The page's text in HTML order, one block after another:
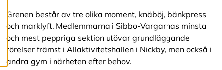
A
v
v
i
s
a
Grenen består av tre olika moment, knäböj, bänkpress
och marklyft. Medlemmarna i Sibbo-Vargarnas minsta
och mest peppriga sektion utövar grundläggande
rörelser främst i Allaktivitetshallen i Nickby, men också i
andra gym i närheten efter behov.